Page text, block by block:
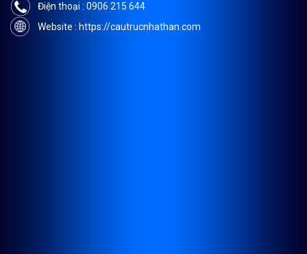
Điện thoại : 0906 215 644
Website : https://cautrucnhathan.com